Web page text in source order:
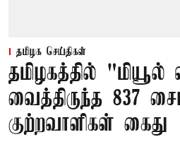
தமிழக செய்திகள்
தமிழகத்தில்
வைத்திருந்த 837
குற்றவாளிகள் கைது